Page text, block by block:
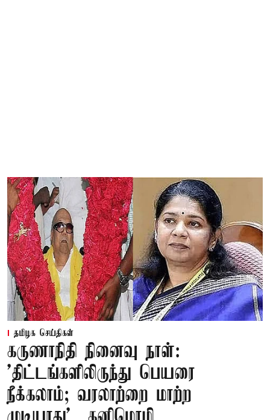
தமிழக செய்திகள்
கருணாநிதி நினைவு நாள்:
'திட்டங்களிலிருந்து பெயரை
நீக்கலாம்; வரலாற்றை மாற்ற